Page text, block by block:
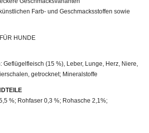
Farb- und Geschmacksstoffen sowie
HUNDE
Geflügelfleisch (15 %), Leber, Lunge, Herz, Niere,
getrocknet; Mineralstoffe
%; Rohfaser 0,3 %; Rohasche 2,1%;